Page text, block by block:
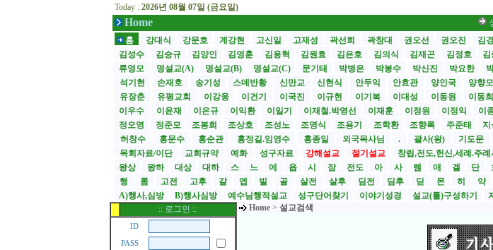
Today : 2026년 08월 07일 (금요일)
Home 성도 6명
홈
강대식 강문호 계강현 고신일 고재성 곽선희 곽창대 권오선 권오진 김
김성수
김승규 김양인 김영훈 김용혁 김원효 김은호 김의식 김재곤 김정호 김
류영모
명설교(A) 명설교(B) 명설교(C) 문기태 박병은 박봉수 박신진 박요한
석기현
손재호 송기성 스데반황 신만교 신현식 안두익 안효관 양인국 양향모
유장춘
유평교회 이강웅 이건기 이국진 이규현 이기복 이대성 이동원 이동희
이우수
이윤재 이은규 이익환 이일기 이재철.박영선 이재훈 이정원 이정익 이
정오영
정준모 조봉희 조상호 조성노 조영식 조용기 조학환 조향록 주준태 지
허창수
홍문수 홍순관 홍정길.임영수 홍종일 외국목사님 . 괄사(왕) 기도문
목회자료/이단
교회규약 예화 성구자료 강해설교 절기설교 창립,전도,헌신,세례.주
왕상
왕하 대상 대하 스 느 에 욥 시 잠 전도 아 사 렘 애 겔 단
행
롬 고전 고후 갈 엡 빌 골 살전 살후 딤전 딤후 딛 몬 히 약
A)행사,심방
B)행사심방 예수님행적설교 성구단어찾기 이야기성경 설교(틀)구성하기
:: 로그인 ::
ID
PASS
Home > 설교검색